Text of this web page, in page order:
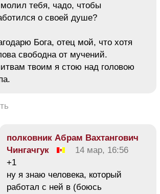
тебя, чадо, чтобы
о своей душе?
Бога, отец мой, что хотя
свободна от мучений.
твоим я стою над головою
полковник Абрам Вахтангович
Чингачгук
14 мар, 16:56
+1
ну я знаю человека, который
работал с ней в (боюсь